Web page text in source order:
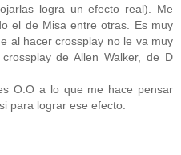
logra un efecto real). Me
el de Misa entre otras. Es muy
al hacer crossplay no le va muy
de Allen Walker, de D
O.O a lo que me hace pensar
para lograr ese efecto.